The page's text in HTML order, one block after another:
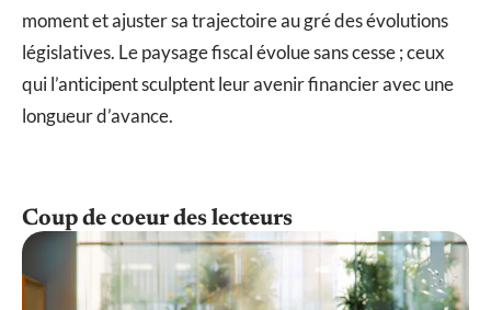
moment et ajuster sa trajectoire au gré des évolutions
législatives. Le paysage fiscal évolue sans cesse ; ceux
qui l’anticipent sculptent leur avenir financier avec une
longueur d’avance.
Coup de coeur des lecteurs